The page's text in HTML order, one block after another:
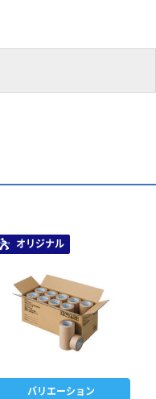
オリジナル
バリエーション